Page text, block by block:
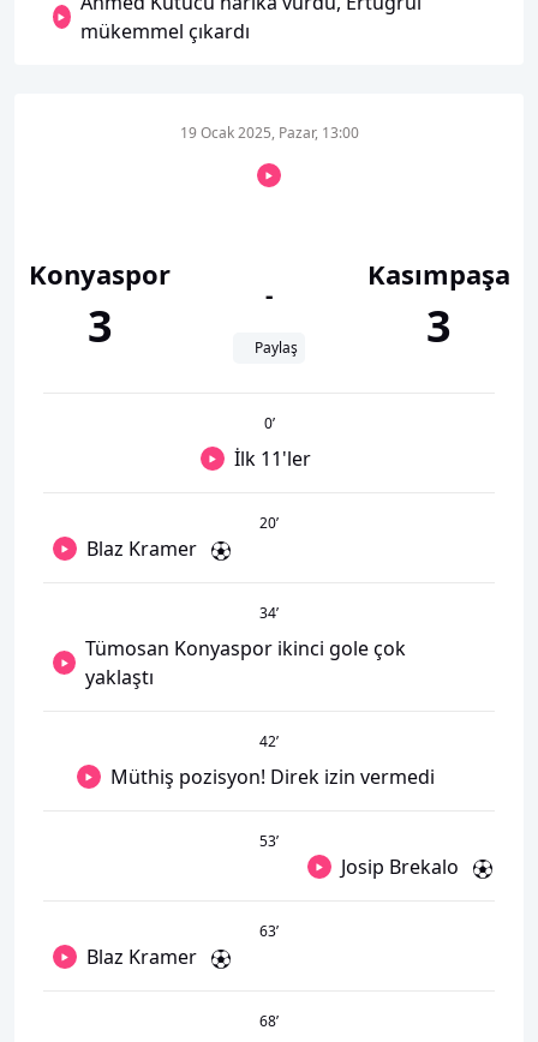
mükemmel çıkardı
Konyaspor
3
19 Ocak 2025, Pazar, 13:00
-
Paylaş
Kasımpaşa
3
0’
İlk 11'ler
20’
Blaz Kramer
34’
Tümosan Konyaspor ikinci gole çok
yaklaştı
42’
Müthiş pozisyon! Direk izin vermedi
53’
Josip Brekalo
63’
Blaz Kramer
68’